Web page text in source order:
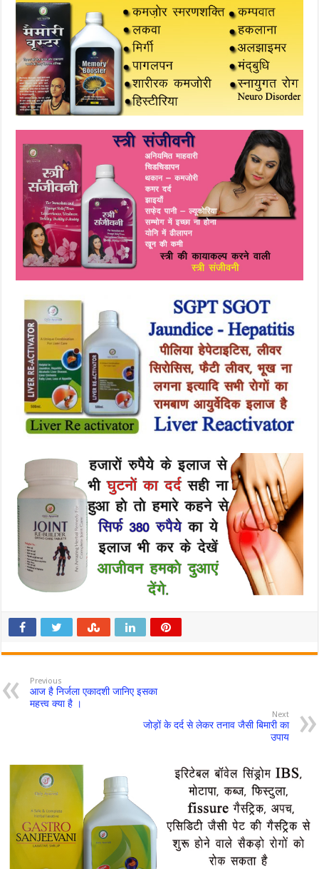
Previous
आज है निर्जला एकादशी जानिए इसका
महत्त्व क्या है ।
Next
जोड़ों के दर्द से लेकर तनाव जैसी बिमारी का
उपाय